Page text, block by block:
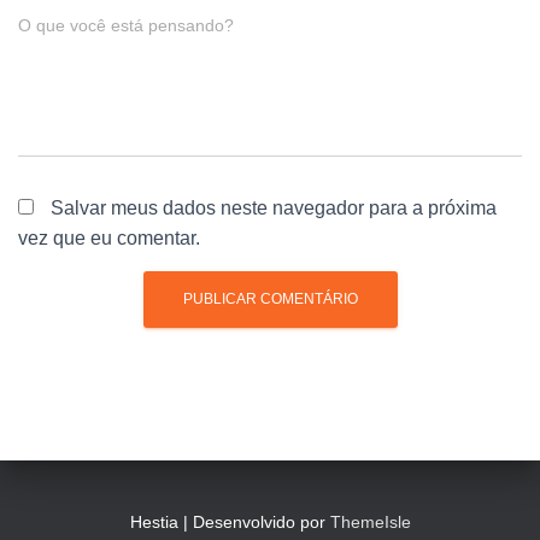
O que você está pensando?
Salvar meus dados neste navegador para a próxima
vez que eu comentar.
Hestia | Desenvolvido por ThemeIsle